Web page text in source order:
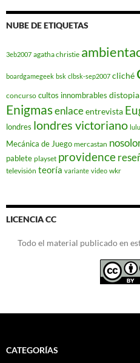
NUBE DE ETIQUETAS
3eb2007 agatha christie
boardgamegeek bsk clbsk-sep2007 cliché
concurso cultos innombrables distopia
Enigmasenlaceentrevista
londres londres victoriano lulu
Mecánica de Juego mercastan
pablete playset providence
televisión teoría variante video wkr
LICENCIA CC
Todo el material publicado en
CATEGORÍAS